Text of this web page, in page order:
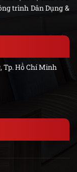
trình Dân Dụng &
Tp. Hồ Chí Minh